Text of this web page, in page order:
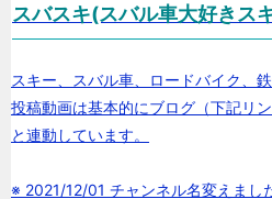
スバスキ(スバル車大好きス
スキー、スバル車、ロードバイク、鉄
投稿動画は基本的にブログ（下記リン
と連動しています。
※ 2021/12/01 チャンネル名変えまし